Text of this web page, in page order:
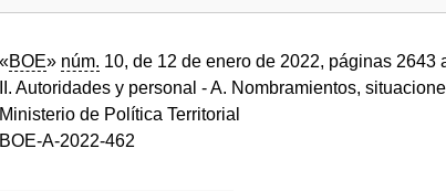
«BOE» núm. 10, de 12 de enero de 2022, páginas 2643
II. Autoridades y personal - A. Nombramientos,
Ministerio de Política Territorial
BOE-A-2022-462